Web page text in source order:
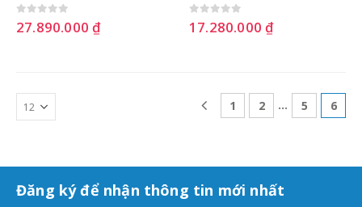
0out of 5
27.890.000₫ 0 out of 5
17.280.000₫
1 2 … 5 6
Đăng ký để nhận thông tin mới nhất